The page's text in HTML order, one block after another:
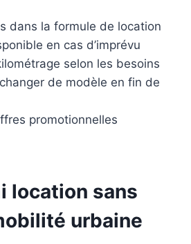
dans la formule de location
en cas d’imprévu
selon les besoins
de modèle en fin de
promotionnelles
location sans
urbaine